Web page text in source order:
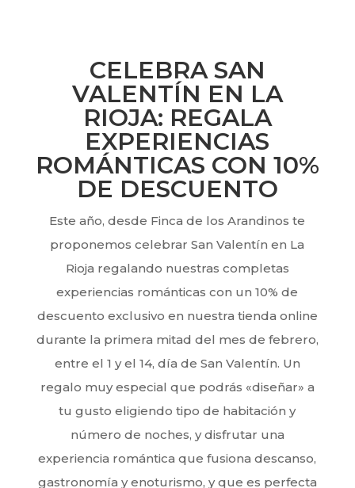
CELEBRA SAN
VALENTÍN EN LA
RIOJA: REGALA
EXPERIENCIAS
ROMÁNTICAS CON 10%
DE DESCUENTO
Este año, desde Finca de los Arandinos te
proponemos celebrar San Valentín en La
Rioja regalando nuestras completas
experiencias románticas con un 10% de
descuento exclusivo en nuestra tienda online
durante la primera mitad del mes de febrero,
entre el 1 y el 14, día de San Valentín. Un
regalo muy especial que podrás «diseñar» a
tu gusto eligiendo tipo de habitación y
número de noches, y disfrutar una
experiencia romántica que fusiona descanso,
gastronomía y enoturismo, y que es perfecta